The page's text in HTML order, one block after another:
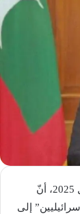
أعلنت رئاسة المالديف، اليوم الثلاثاء 15 نيسان/أبريل 2025، أنّ
إلى